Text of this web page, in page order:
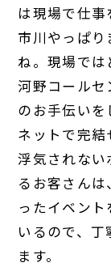
は現場で仕事
市川やっぱ
ね。現場では
河野 コール
のお手伝いを
ネットで完結
浮気されない
るお客さん
ったイベン
いるので、
ます。